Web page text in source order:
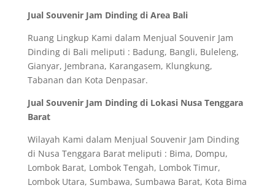
Jual Souvenir Jam Dinding di Area Bali
Ruang Lingkup Kami dalam Menjual Souvenir Jam
Dinding di Bali meliputi : Badung, Bangli, Buleleng,
Gianyar, Jembrana, Karangasem, Klungkung,
Tabanan dan Kota Denpasar.
Jual Souvenir Jam Dinding di Lokasi Nusa Tenggara
Barat
Wilayah Kami dalam Menjual Souvenir Jam Dinding
di Nusa Tenggara Barat meliputi : Bima, Dompu,
Lombok Barat, Lombok Tengah, Lombok Timur,
Lombok Utara, Sumbawa, Sumbawa Barat, Kota Bima